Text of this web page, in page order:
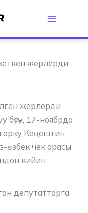
жерлерди
жерлерди
17-ноябрда
Кеңештин
чек арасы
кийин
депутаттарга